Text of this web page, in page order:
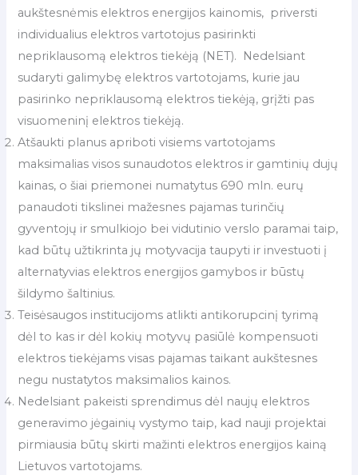
aukštesnėmis elektros energijos kainomis, priversti
individualius elektros vartotojus pasirinkti
nepriklausomą elektros tiekėją (NET). Nedelsiant
sudaryti galimybę elektros vartotojams, kurie jau
pasirinko nepriklausomą elektros tiekėją, grįžti pas
visuomeninį elektros tiekėją.
Atšaukti planus apriboti visiems vartotojams
maksimalias visos sunaudotos elektros ir gamtinių dujų
kainas, o šiai priemonei numatytus 690 mln. eurų
panaudoti tikslinei mažesnes pajamas turinčių
gyventojų ir smulkiojo bei vidutinio verslo paramai taip,
kad būtų užtikrinta jų motyvacija taupyti ir investuoti į
alternatyvias elektros energijos gamybos ir būstų
šildymo šaltinius.
Teisėsaugos institucijoms atlikti antikorupcinį tyrimą
dėl to kas ir dėl kokių motyvų pasiūlė kompensuoti
elektros tiekėjams visas pajamas taikant aukštesnes
negu nustatytos maksimalios kainos.
Nedelsiant pakeisti sprendimus dėl naujų elektros
generavimo jėgainių vystymo taip, kad nauji projektai
pirmiausia būtų skirti mažinti elektros energijos kainą
Lietuvos vartotojams.